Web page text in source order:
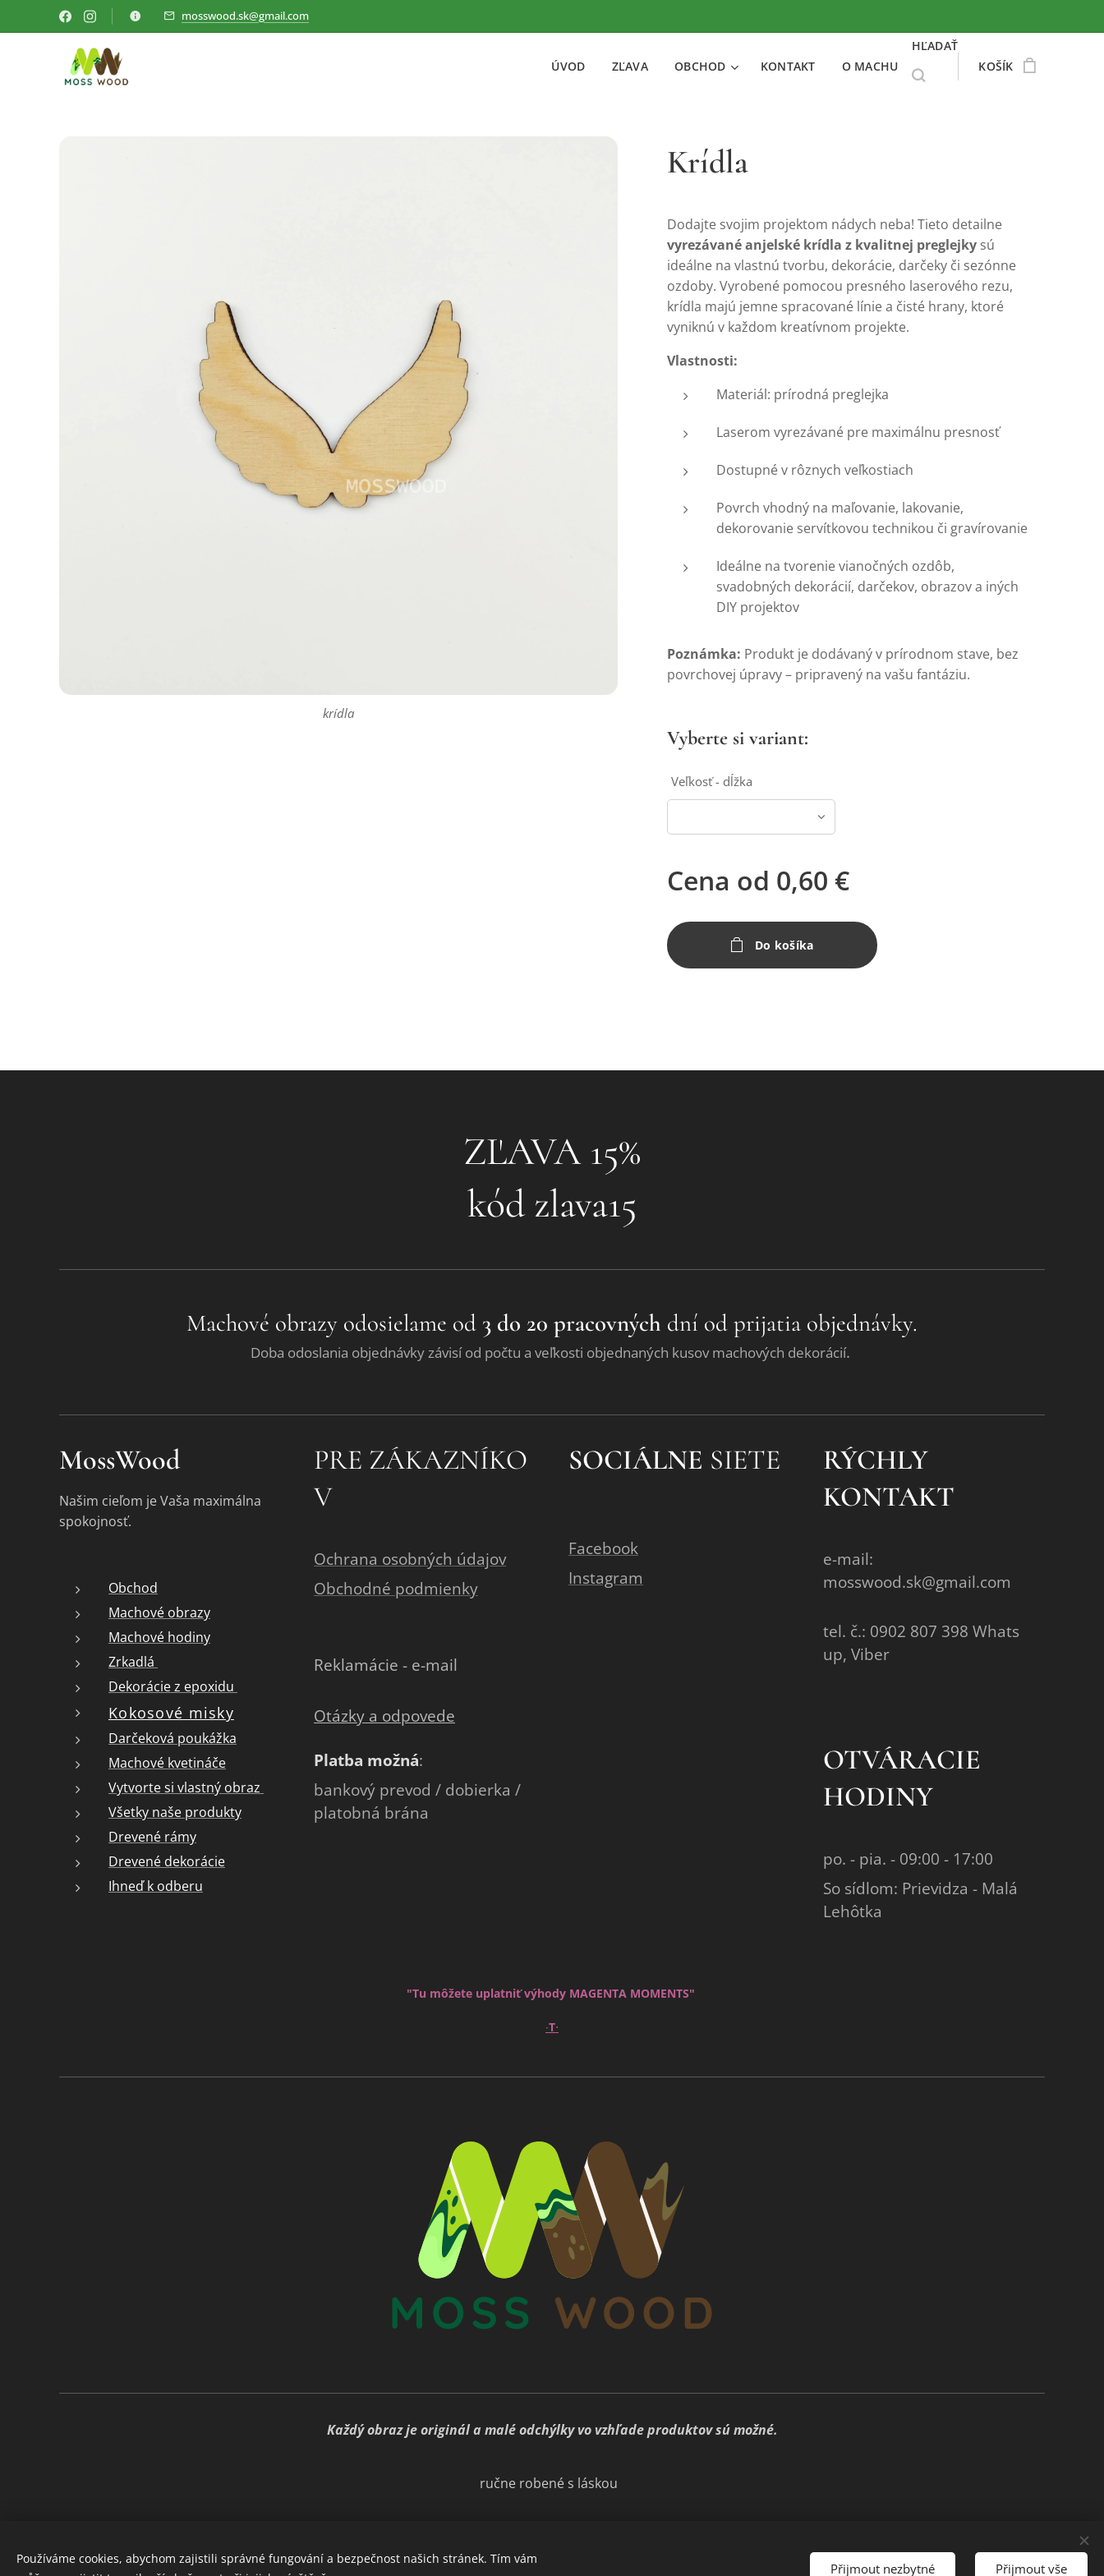
mosswood.sk@gmail.com
ÚVOD ZĽAVA OBCHOD KONTAKT O MACHU
HĽADAŤ
KOŠÍK
Krídla
krídla
Dodajte svojim projektom nádych neba! Tieto detailne
vyrezávanéanjelské krídla z kvalitnej preglejky sú
ideálne na vlastnú tvorbu, dekorácie, darčeky či sezónne
ozdoby. Vyrobené pomocou presného laserového rezu,
krídla majú jemne spracované líniea čisté hrany, ktoré
vyniknú v každom kreatívnom projekte.
Vlastnosti:
Materiál: prírodná preglejka
Laserom vyrezávané pre maximálnu presnosť
Dostupné v rôznych veľkostiach
Povrch vhodný na maľovanie, lakovanie,
dekorovanie servítkovou technikou či gravírovanie
Ideálne na tvorenievianočných ozdôb,
svadobných dekorácií, darčekov, obrazova iných
DIY projektov
Poznámka: Produkt je dodávaný v prírodnom stave, bez
povrchovej úpravy – pripravený na vašu fantáziu.
Vyberte si variant:
Veľkosť - dĺžka
Cena od 0,60 €
Do košíka
❤ZĽAVA 15%❤
kód zlava15
Machové obrazy odosielame od 3 do 20 pracovných dní od prijatia objednávky.
Doba odoslania objednávky závisí od počtu a veľkosti objednaných kusov machových dekorácií.
MossWood
Našim cieľom je Vaša maximálna
spokojnosť.
Obchod
Machové obrazy
Machové hodiny
Zrkadlá
Dekorácie z epoxidu
Kokosové misky
Darčeková poukážka
Machové kvetináče
Vytvorte si vlastný obraz
Všetky naše produkty
Drevené rámy
Drevené dekorácie
Ihneď k odberu
PRE ZÁKAZNÍKO
V
Ochrana osobných údajov
Obchodné podmienky
Reklamácie - e-mail
Otázky a odpovede
Platba možná:
bankový prevod / dobierka /
platobná brána
SOCIÁLNE SIETE
Facebook
Instagram
RÝCHLY
KONTAKT
e-mail:
mosswood.sk@gmail.com
tel. č.: 0902 807 398 Whats
up, Viber
OTVÁRACIE
HODINY
po. - pia. - 09:00 - 17:00
So sídlom: Prievidza - Malá
Lehôtka
"Tu môžete uplatniť výhody MAGENTA MOMENTS"
∙T∙
Každý obraz je originál a malé odchýlky vo vzhľade produktov sú možné.
ručne robené s láskou
Používáme cookies, abychom zajistili správné fungování a bezpečnost našich stránek. Tím vám
Přijmout nezbytné Přijmout vše